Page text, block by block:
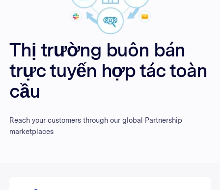
Thị trường buôn bán
trực tuyến hợp tác toàn
cầu
Reach your customers through our global Partnership
marketplaces